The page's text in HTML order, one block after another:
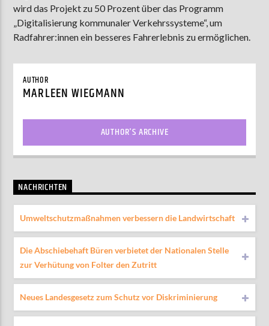
ZU HÖREN INMünster90,9 MHz Steinfurt
wird das Projekt zu 50 Prozent über das Programm
„Digitalisierung kommunaler Verkehrssysteme“, um
Radfahrer:innen ein besseres Fahrerlebnis zu ermöglichen.
AUTHOR
MARLEEN WIEGMANN
AUTHOR'S ARCHIVE
NACHRICHTEN
Umweltschutzmaßnahmen verbessern die Landwirtschaft
Die Abschiebehaft Büren verbietet der Nationalen Stelle
zur Verhütung von Folter den Zutritt
Neues Landesgesetz zum Schutz vor Diskriminierung